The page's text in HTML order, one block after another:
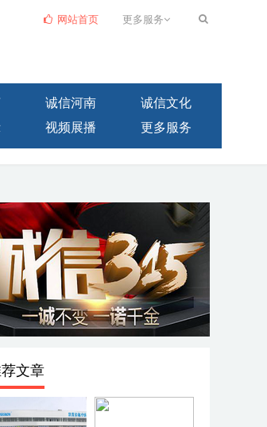
诚信河南
诚信文化
视频展播 更多服务
网站首页 更多服务
文章